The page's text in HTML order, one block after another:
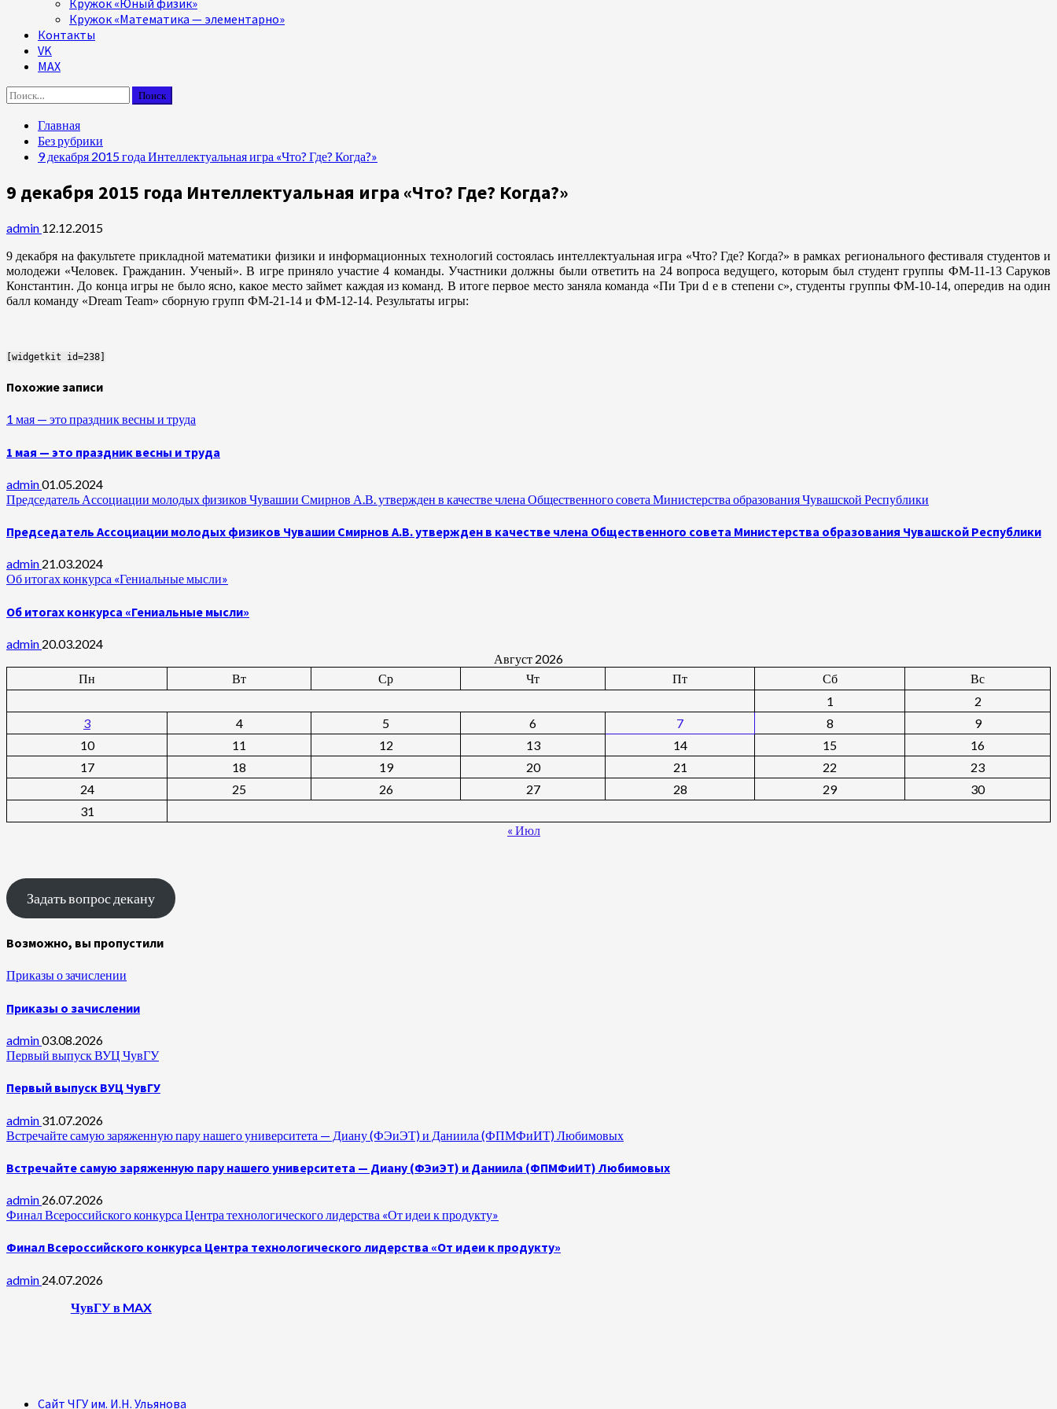
Кружок «Юный физик»
Кружок «Математика — элементарно»
Контакты
VK
MAX
Найти:
Главная
Без рубрики
9 декабря 2015 года Интеллектуальная игра «Что? Где? Когда?»
9 декабря 2015 года Интеллектуальная игра «Что? Где? Когда?»
admin 12.12.2015
9 декабря на факультете прикладной математики физики и информационных технологий состоялась интеллектуальная игра «Что? Где? Когда?» в рамках регионального фестиваля студентов и
молодежи «Человек. Гражданин. Ученый». В игре приняло участие 4 команды. Участники должны были ответить на 24 вопроса ведущего, которым был студент группы ФМ-11-13 Саруков
Константин. До конца игры не было ясно, какое место займет каждая из команд. В итоге первое место заняла команда «Пи Три d e в степени c», студенты группы ФМ-10-14, опередив на один
балл команду «Dream Team» сборную групп ФМ-21-14 и ФМ-12-14. Результаты игры:
[widgetkit id=238]
Похожие записи
1 мая — это праздник весны и труда
1 мая — это праздник весны и труда
admin01.05.2024
Председатель Ассоциации молодых физиков Чувашии Смирнов А.В. утвержден в качестве члена Общественного совета Министерства образования Чувашской Республики
Председатель Ассоциации молодых физиков Чувашии Смирнов А.В. утвержден в качестве члена Общественного совета Министерства образования Чувашской Республики
admin 21.03.2024
Об итогах конкурса «Гениальные мысли»
Об итогах конкурса «Гениальные мысли»
admin 20.03.2024
Август 2026
Пн
Вт Ср Чт Пт Сб
Вс
1
2
3
4 5 6 7 8
9
10
11 12 13 14 15
16
17
18 19 20 21 22
23
24
25 26 27 28 29
30
31
« Июл
Задать вопрос декану
Возможно, вы пропустили
Приказы о зачислении
Приказы о зачислении
admin03.08.2026
Первый выпуск ВУЦ ЧувГУ
Первый выпуск ВУЦ ЧувГУ
admin 31.07.2026
Встречайте самую заряженную пару нашего университета — Диану (ФЭиЭТ) и Даниила (ФПМФиИТ) Любимовых
Встречайте самую заряженную пару нашего университета — Диану (ФЭиЭТ) и Даниила (ФПМФиИТ) Любимовых
admin 26.07.2026
Финал Всероссийского конкурса Центра технологического лидерства «От идеи к продукту»
Финал Всероссийского конкурса Центра технологического лидерства «От идеи к продукту»
admin 24.07.2026
ЧувГУ в MAX
Сайт ЧГУ им. И.Н. Ульянова